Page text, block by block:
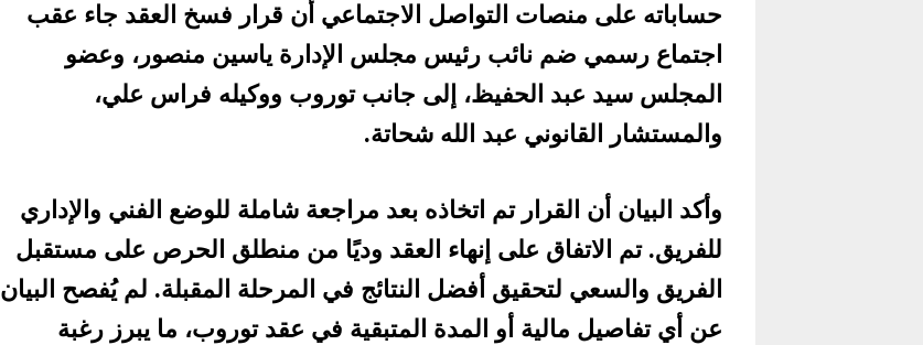
حساباته على منصات التواصل الاجتماعي أن قرار فسخ العقد جاء عقب
اجتماع رسمي ضم نائب رئيس مجلس الإدارة ياسين منصور، وعضو
المجلس سيد عبد الحفيظ، إلى جانب توروب ووكيله فراس علي،
والمستشار القانوني عبد الله شحاتة.
وأكد البيان أن القرار تم اتخاذه بعد مراجعة شاملة للوضع الفني والإداري
للفريق. تم الاتفاق على إنهاء العقد وديًا من منطلق الحرص على مستقبل
الفريق والسعي لتحقيق أفضل النتائج في المرحلة المقبلة. لم يُفصح البيان
عن أي تفاصيل مالية أو المدة المتبقية في عقد توروب، ما يبرز رغبة